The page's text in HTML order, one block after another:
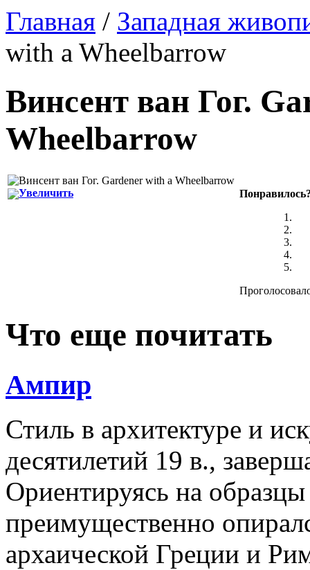
Главная / Западная
with a Wheelbarrow
Винсент ван Гог.
Wheelbarrow
Увеличить
Что еще почитать
Ампир
Стиль в архитектуре и
десятилетий 19 в.,
Ориентируясь на
преимущественно
архаической Греции и